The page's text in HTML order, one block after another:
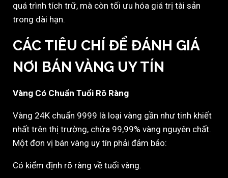
quá trình tích trữ, mà còn tối ưu hóa giá trị tài sản
trong dài hạn.
CÁC TIÊU CHÍ ĐỂ ĐÁNH GIÁ
NƠI BÁN VÀNG UY TÍN
Vàng Có Chuẩn Tuổi Rõ Ràng
Vàng 24K chuẩn 9999 là loại vàng gần như tinh khiết
nhất trên thị trường, chứa 99,99% vàng nguyên chất.
Một đơn vị bán vàng uy tín phải đảm bảo:
Có kiểm định rõ ràng về tuổi vàng.